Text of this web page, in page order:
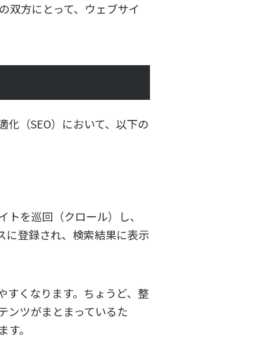
双方にとって、ウェブサイ
（SEO）において、以下の
を巡回（クロール）し、
に登録され、検索結果に表示
すくなります。ちょうど、整
ンツがまとまっているた
。